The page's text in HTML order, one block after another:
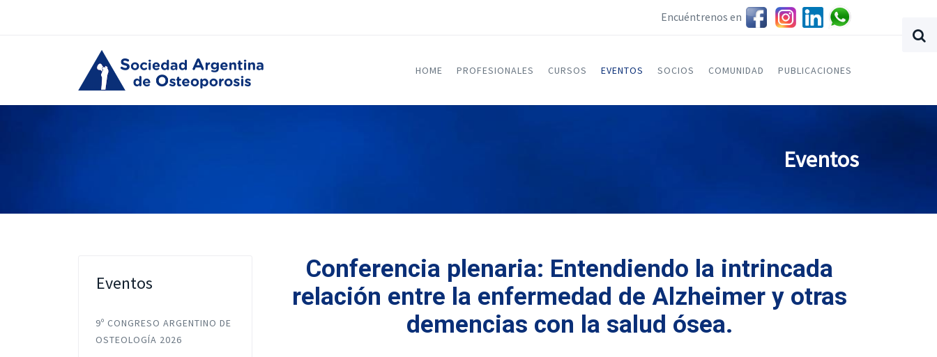
Encuéntrenos en
HOME PROFESIONALES CURSOS EVENTOS SOCIOS COMUNIDAD PUBLICACIONES
Eventos
Conferencia plenaria: Entendiendo la intrincada
relación entre la enfermedad de Alzheimer y otras
demencias con la salud ósea.
Eventos
9º CONGRESO ARGENTINO DE
OSTEOLOGÍA 2026